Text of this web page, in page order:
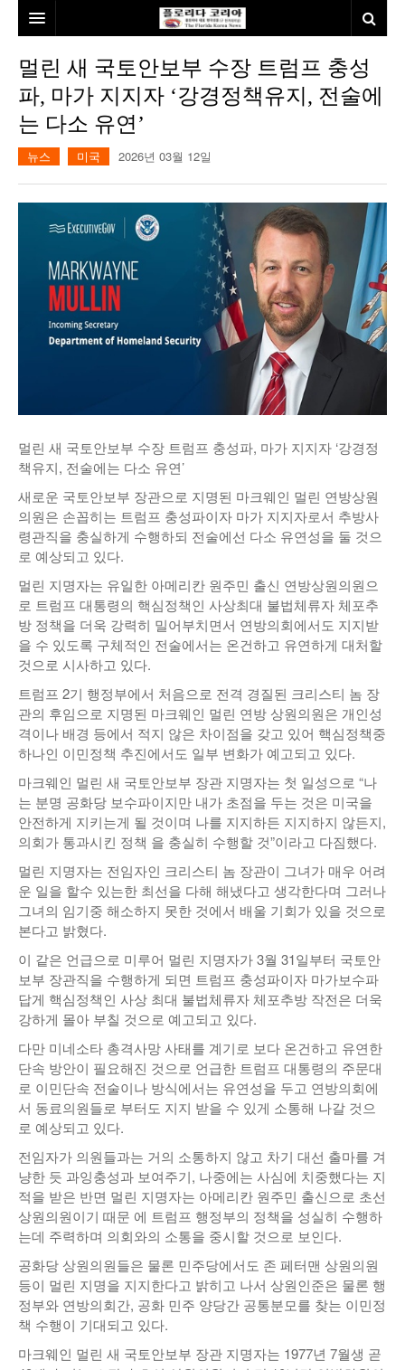
본사소개
뉴스
동포
미국
칼럼
발행인칼럼
이명덕칼럼
김선옥칼럼
건강
100인선/독자광장
100인선
여행
골프
인터뷰/탐방
멀린 새 국토안보부 수장 트럼프 충성
파, 마가 지지자 ‘강경정책유지, 전술에
는 다소 유연’
뉴스 미국 2026년 03월 12일
멀린 새 국토안보부 수장 트럼프 충성파, 마가 지지자 ‘강경정
책유지, 전술에는 다소 유연’
새로운 국토안보부 장관으로 지명된 마크웨인 멀린 연방상원
의원은 손꼽히는 트럼프 충성파이자 마가 지지자로서 추방사
령관직을 충실하게 수행하되 전술에선 다소 유연성을 둘 것으
로 예상되고 있다.
멀린 지명자는 유일한 아메리칸 원주민 출신 연방상원의원으
로 트럼프 대통령의 핵심정책인 사상최대 불법체류자 체포추
방 정책을 더욱 강력히 밀어부치면서 연방의회에서도 지지받
을 수 있도록 구체적인 전술에서는 온건하고 유연하게 대처할
것으로 시사하고 있다.
트럼프 2기 행정부에서 처음으로 전격 경질된 크리스티 놈 장
관의 후임으로 지명된 마크웨인 멀린 연방 상원의원은 개인성
격이나 배경 등에서 적지 않은 차이점을 갖고 있어 핵심정책중
하나인 이민정책 추진에서도 일부 변화가 예고되고 있다.
마크웨인 멀린 새 국토안보부 장관 지명자는 첫 일성으로 “나
는 분명 공화당 보수파이지만 내가 초점을 두는 것은 미국을
안전하게 지키는게 될 것이며 나를 지지하든 지지하지 않든지,
의회가 통과시킨 정책 을 충실히 수행할 것”이라고 다짐했다.
멀린 지명자는 전임자인 크리스티 놈 장관이 그녀가 매우 어려
운 일을 할수 있는한 최선을 다해 해냈다고 생각한다며 그러나
그녀의 임기중 해소하지 못한 것에서 배울 기회가 있을 것으로
본다고 밝혔다.
이 같은 언급으로 미루어 멀린 지명자가 3월 31일부터 국토안
보부 장관직을 수행하게 되면 트럼프 충성파이자 마가보수파
답게 핵심정책인 사상 최대 불법체류자 체포추방 작전은 더욱
강하게 몰아 부칠 것으로 예고되고 있다.
다만 미네소타 총격사망 사태를 계기로 보다 온건하고 유연한
단속 방안이 필요해진 것으로 언급한 트럼프 대통령의 주문대
로 이민단속 전술이나 방식에서는 유연성을 두고 연방의회에
서 동료의원들로 부터도 지지 받을 수 있게 소통해 나갈 것으
로 예상되고 있다.
전임자가 의원들과는 거의 소통하지 않고 차기 대선 출마를 겨
냥한 듯 과잉충성과 보여주기, 나중에는 사심에 치중했다는 지
적을 받은 반면 멀린 지명자는 아메리칸 원주민 출신으로 초선
상원의원이기 때문 에 트럼프 행정부의 정책을 성실히 수행하
는데 주력하며 의회와의 소통을 중시할 것으로 보인다.
공화당 상원의원들은 물론 민주당에서도 존 페터맨 상원의원
등이 멀린 지명을 지지한다고 밝히고 나서 상원인준은 물론 행
정부와 연방의회간, 공화 민주 양당간 공통분모를 찾는 이민정
책 수행이 기대되고 있다.
마크웨인 멀린 새 국토안보부 장관 지명자는 1977년 7월생 곧